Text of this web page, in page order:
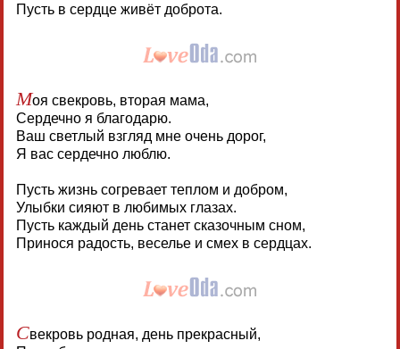
Пусть в сердце живёт доброта.
Моя свекровь, вторая мама,
Сердечно я благодарю.
Ваш светлый взгляд мне очень дорог,
Я вас сердечно люблю.
Пусть жизнь согревает теплом и добром,
Улыбки сияют в любимых глазах.
Пусть каждый день станет сказочным сном,
Принося радость, веселье и смех в сердцах.
Свекровь родная, день прекрасный,